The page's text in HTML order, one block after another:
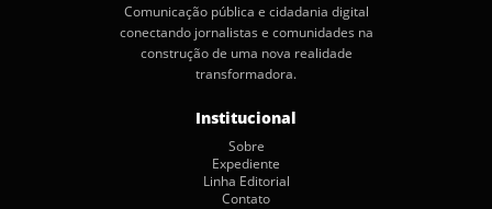
Comunicação pública e cidadania digital
conectando jornalistas e comunidades na
construção de uma nova realidade
transformadora.
Institucional
Sobre
Expediente
Linha Editorial
Contato